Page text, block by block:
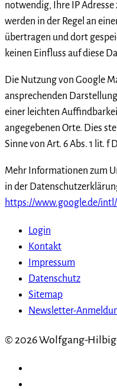
notwendig, Ihre IP
werden in der Regel an
übertragen und dort
keinen Einfluss auf diese
Die Nutzung von Google
ansprechenden
einer leichten
angegebenen Orte. Dies
Sinne von Art. 6 Abs. 1 lit. f
Mehr Informationen zum
in der
https://www.google.de/
Login
Kontakt
Impressum
Datenschutz
Sitemap
Newsletter-
© 2026 Wolfgang-